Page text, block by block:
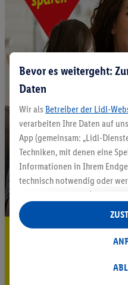
5.95 €
Bevor es weitergeht:
Daten
Wir als Betreiber der Lidl-
verarbeiten Ihre Daten auf
App (gemeinsam: „Lidl-
Techniken, mit denen eine
Informationen in Ihrem
technisch notwendig oder
auch durch Partner (u.a.
Verantwortliche; im
insgesamt
Statistik-Erstellung oder für
Datenverarbeitungen für